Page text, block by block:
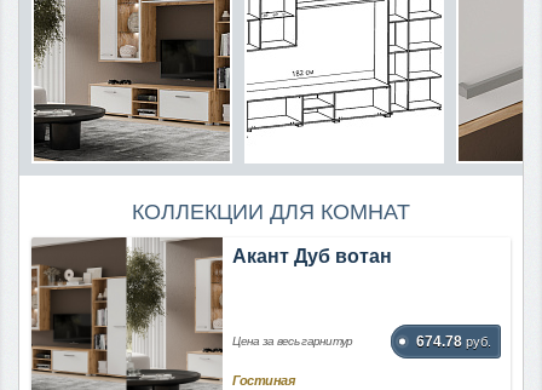
КОЛЛЕКЦИИ ДЛЯ КОМНАТ
Акант Дуб вотан
Цена за весь гарнитур 674.78 руб.
Гостиная